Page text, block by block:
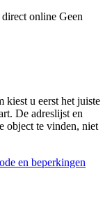
online Geen
kiest u eerst het juiste
De adreslijst en
object te vinden, niet
en beperkingen